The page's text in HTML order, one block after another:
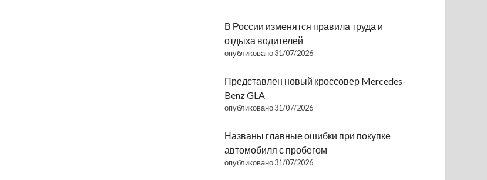
В России изменятся правила труда и
отдыха водителей
опубликовано 31/07/2026
Представлен новый кроссовер Mercedes-
Benz GLA
опубликовано 31/07/2026
Названы главные ошибки при покупке
автомобиля с пробегом
опубликовано 31/07/2026